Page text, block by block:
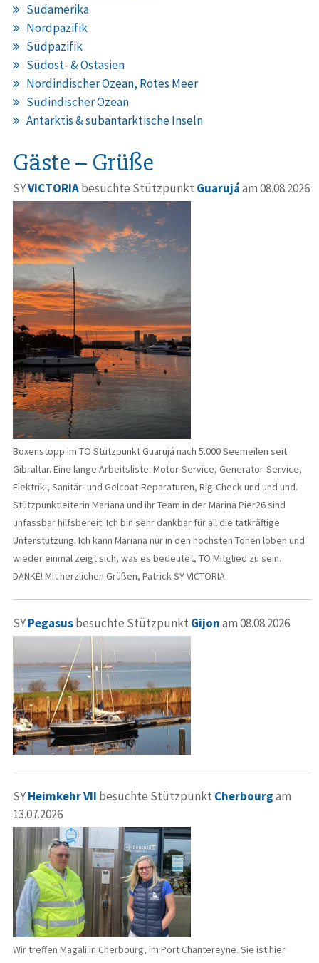
Südamerika
Nordpazifik
Südpazifik
Südost- & Ostasien
Nordindischer Ozean, Rotes Meer
Südindischer Ozean
Antarktis & subantarktische Inseln
Gäste – Grüße
SYVICTORIAbesuchte Stützpunkt Guarujáam 08.08.2026
Boxenstopp im TO Stützpunkt Guarujá nach 5.000 Seemeilen seit
Gibraltar. Eine lange Arbeitsliste: Motor-Service, Generator-Service,
Elektrik-, Sanitär- und Gelcoat-Reparaturen, Rig-Check und und und.
Stützpunktleiterin Mariana und ihr Team in der Marina Pier26 sind
unfassbar hilfsbereit. Ich bin sehr dankbar für all die tatkräftige
Unterstützung. Ich kann Mariana nur in den höchsten Tönen loben und
wieder einmal zeigt sich, was es bedeutet, TO Mitglied zu sein.
DANKE! Mit herzlichen Grüßen, Patrick SY VICTORIA
SYPegasusbesuchte Stützpunkt Gijonam 08.08.2026
SYHeimkehr VII besuchte Stützpunkt Cherbourgam
13.07.2026
Wir treffen Magali in Cherbourg, im Port Chantereyne. Sie ist hier